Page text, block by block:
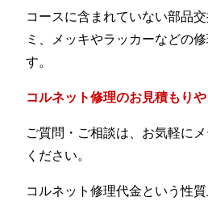
コースに含まれていない部品
ミ、メッキやラッカーなどの
す。
コルネット修理のお見積もりや
ご質問・ご相談は、お気軽に
ください。
コルネット修理代金という性